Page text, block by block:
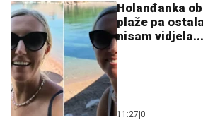
Holanđanka
plaže pa
nisam
11:27 0